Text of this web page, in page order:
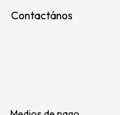
Contactános